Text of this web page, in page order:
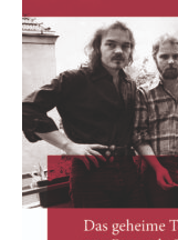
Leipziger
Mitglied werden